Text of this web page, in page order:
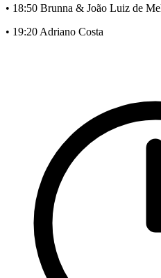
• 18:50 Brunna & João Luiz de
• 19:20 Adriano Costa